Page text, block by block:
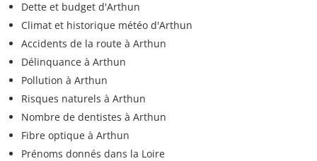
Dette et budget d'Arthun
Climat et historique météo d'Arthun
Accidents de la route à Arthun
Délinquance à Arthun
Pollution à Arthun
Risques naturels à Arthun
Nombre de dentistes à Arthun
Fibre optique à Arthun
Prénoms donnés dans la Loire